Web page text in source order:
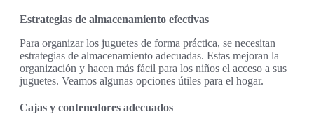
Estrategias de almacenamiento efectivas
Para organizar los juguetes de forma práctica, se necesitan
estrategias de almacenamiento adecuadas. Estas mejoran la
organización y hacen más fácil para los niños el acceso a sus
juguetes. Veamos algunas opciones útiles para el hogar.
Cajas y contenedores adecuados